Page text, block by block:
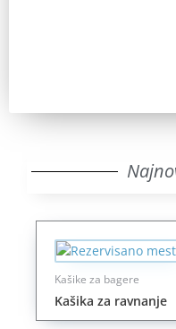
Kašike za bagere
Kašika za ravnanje